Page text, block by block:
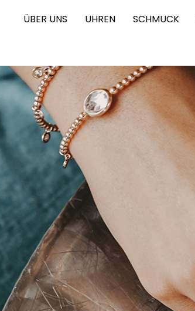
ÜBER UNS UHREN SCHMUCK